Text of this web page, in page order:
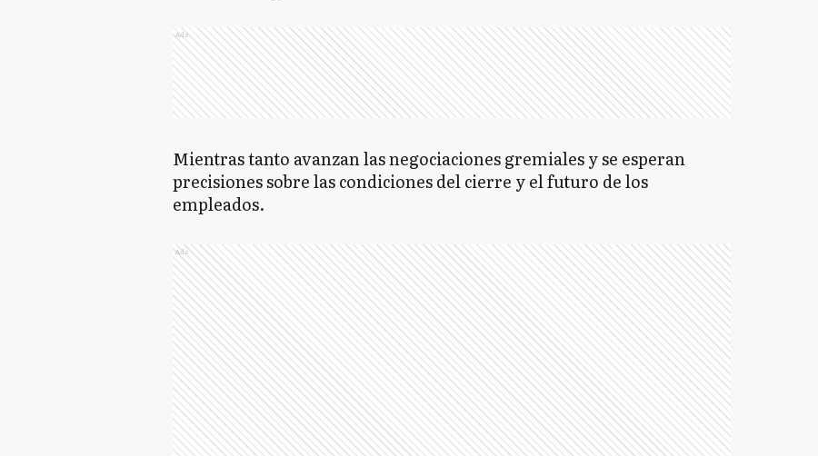
Ads
Mientras tanto avanzan las negociaciones gremiales y se esperan
precisiones sobre las condiciones del cierre y el futuro de los
empleados.
Ads